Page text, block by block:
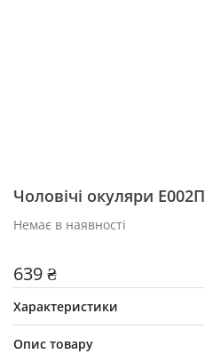
Чоловічі окуляри E002П
Немає в наявності
639 ₴
Характеристики
Опис товару